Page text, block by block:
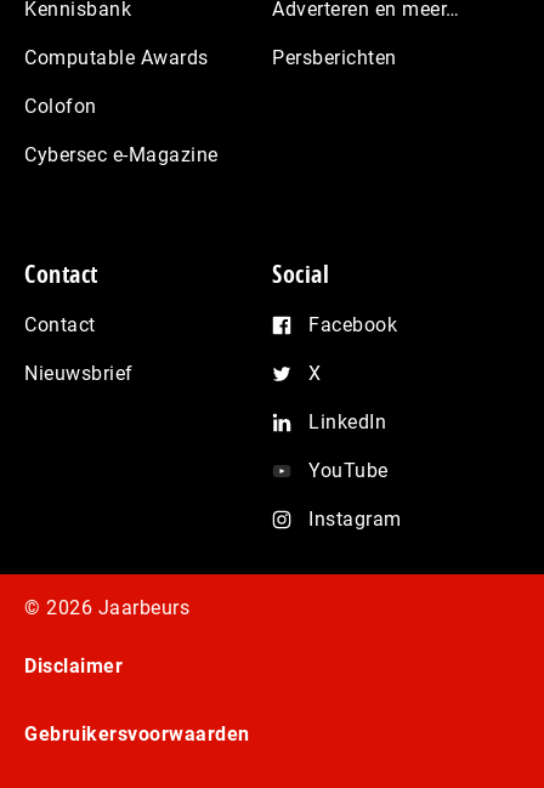
Kennisbank
Computable Awards
Colofon
Cybersec e-Magazine
Adverteren en meer…
Persberichten
Contact
Contact
Nieuwsbrief
Social
Facebook
X
LinkedIn
YouTube
Instagram
© 2026 Jaarbeurs
Disclaimer
Gebruikersvoorwaarden